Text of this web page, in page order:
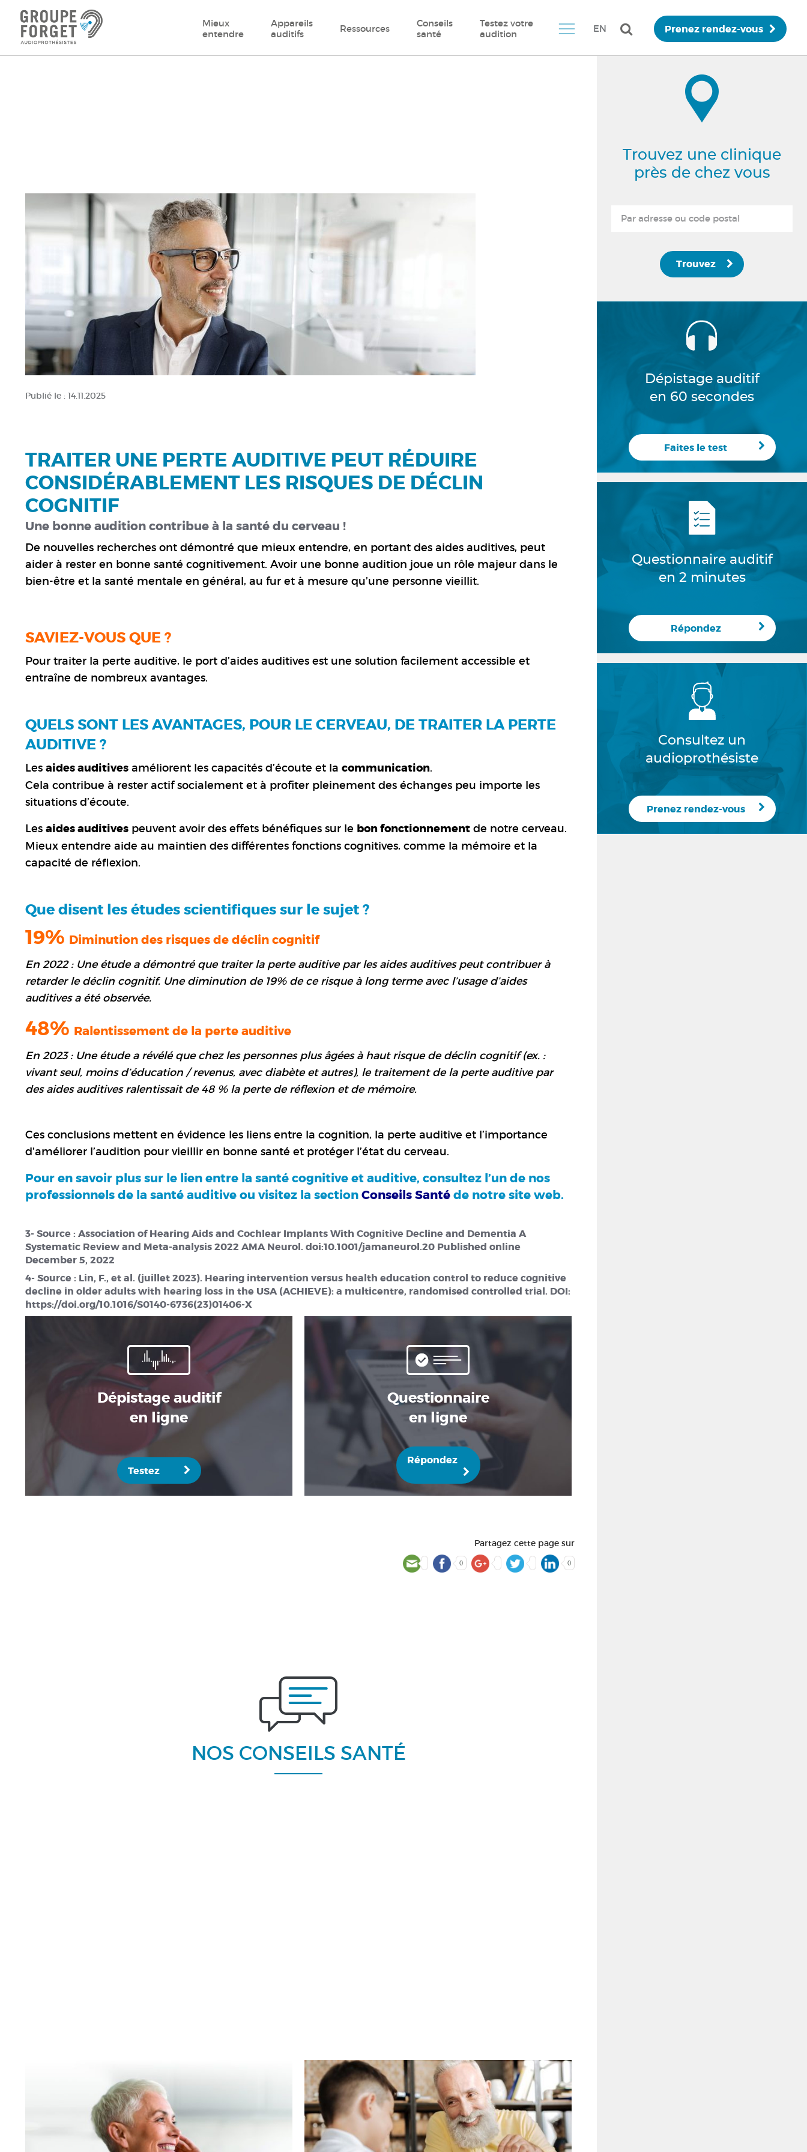
Mieux
entendre
Appareils
auditifs
Ressources
Conseils
santé
Testez votre
audition
EN Prenez rendez-vous
Publié le : 14.11.2025
TRAITER UNE PERTE AUDITIVE PEUT RÉDUIRE
CONSIDÉRABLEMENT LES RISQUES DE DÉCLIN
COGNITIF
Une bonne audition contribue à la santé du cerveau !
De nouvelles recherches ont démontré que mieux entendre, en portant des aides auditives, peut
aider à rester en bonne santé cognitivement. Avoir une bonne audition joue un rôle majeur dans le
bien-être et la santé mentale en général, au fur et à mesure qu’une personne vieillit.
SAVIEZ-VOUS QUE ?
Pour traiter la perte auditive, le port d’aides auditives est une solution facilement accessible et
entraîne de nombreux avantages.
QUELS SONT LES AVANTAGES, POUR LE CERVEAU, DE TRAITER LA PERTE
AUDITIVE ?
Les aides auditives améliorent les capacités d’écoute et la communication.
Cela contribue à rester actif socialement et à profiter pleinement des échanges peu importe les
situations d’écoute.
Les aides auditives peuvent avoir des effets bénéfiques sur le bon fonctionnement de notre cerveau.
Mieux entendre aide au maintien des différentes fonctions cognitives, comme la mémoire et la
capacité de réflexion.
Que disent les études scientifiques sur le sujet ?
19% Diminution des risques de déclin cognitif
En 2022 : Une étude a démontré que traiter la perte auditive par les aides auditives peut contribuer à
retarder le déclin cognitif. Une diminution de 19% de ce risque à long terme avec l’usage d’aides
auditives a été observée.
48% Ralentissement de la perte auditive
En 2023 : Une étude a révélé que chez les personnes plus âgées à haut risque de déclin cognitif (ex. :
vivant seul, moins d’éducation / revenus, avec diabète et autres), le traitement de la perte auditive par
des aides auditives ralentissait de 48 % la perte de réflexion et de mémoire.
Ces conclusions mettent en évidence les liens entre la cognition, la perte auditive et l’importance
d’améliorer l’audition pour vieillir en bonne santé et protéger l’état du cerveau.
Pour en savoir plus sur le lien entre la santé cognitive et auditive, consultez l’un de nos
professionnels de la santé auditive ou visitez la sectionConseils Santéde notre site web.
3- Source : Association of Hearing Aids and Cochlear Implants With Cognitive Decline and Dementia A
Systematic Review and Meta-analysis 2022 AMA Neurol. doi:10.1001/jamaneurol.20 Published online
December 5, 2022
4- Source : Lin, F., et al. (juillet 2023). Hearing intervention versus health education control to reduce cognitive
decline in older adults with hearing loss in the USA (ACHIEVE): a multicentre, randomised controlled trial. DOI:
https://doi.org/10.1016/S0140-6736(23)01406-X
Dépistage auditif
en ligne
Testez
Questionnaire
en ligne
Répondez
Partagez cette page sur
0 0
NOS CONSEILS SANTÉ
Trouvez une clinique
près de chez vous
Trouvez
Dépistage auditif
en 60 secondes
Faites le test
Questionnaire auditif
en 2 minutes
Répondez
Consultez un
audioprothésiste
Prenez rendez-vous